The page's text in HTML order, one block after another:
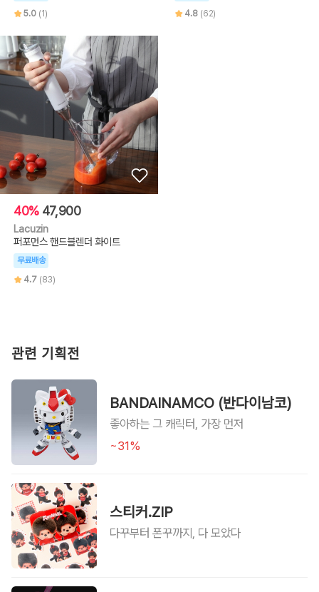
5.0 (1)
4.8 (62)
40% 47,900
Lacuzin
퍼포먼스 핸드블렌더 화이트
무료배송
4.7 (83)
관련 기획전
BANDAINAMCO (반다이남코)
좋아하는 그 캐릭터, 가장 먼저
~31%
스티커.ZIP
다꾸부터 폰꾸까지, 다 모았다